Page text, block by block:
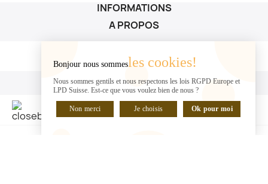
INFORMATIONS
A PROPOS
A PROPOS
VOTRE COMPTE
VOTRE COMPTE
Bonjour nous sommesles cookies!
Nous sommes gentils et nous respectons les lois RGPD Europe et
LPD Suisse. Est-ce que vous voulez bien de nous ?
Non merci Je choisis Ok pour moi
DISCUTER EN LIGNE